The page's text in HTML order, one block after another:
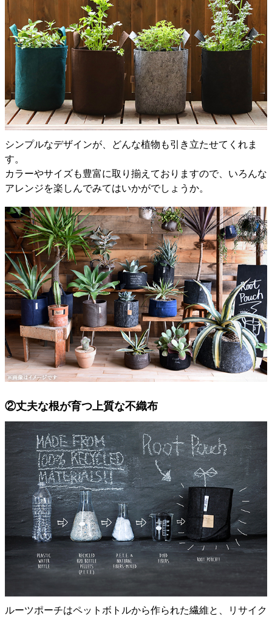
シンプルなデザインが、どんな植物も引き立たせてくれま
す。
カラーやサイズも豊富に取り揃えておりますので、いろんな
アレンジを楽しんでみてはいかがでしょうか。
②丈夫な根が育つ上質な不織布
ルーツポーチはペットボトルから作られた繊維と、リサイク